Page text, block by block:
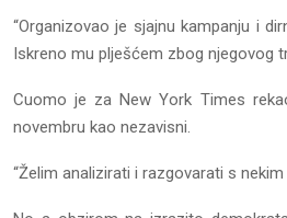
“Organizovao je sjajnu kampanju i
Iskreno mu plješćem zbog njegovog
Cuomo je za New York Times
novembru kao nezavisni.
“Želim analizirati i razgovarati s nekim